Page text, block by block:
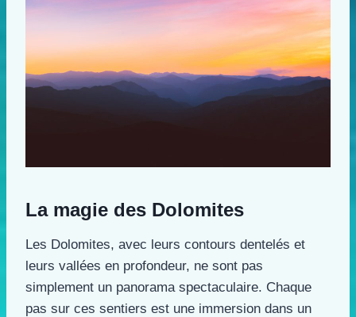
La magie des Dolomites
Les Dolomites, avec leurs contours dentelés et
leurs vallées en profondeur, ne sont pas
simplement un panorama spectaculaire. Chaque
pas sur ces sentiers est une immersion dans un